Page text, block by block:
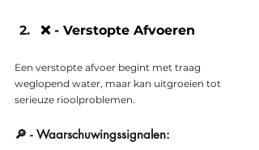
❌ - Verstopte Afvoeren
Een verstopte afvoer begint met traag
weglopend water, maar kan uitgroeien tot
serieuze rioolproblemen.
🔎 - Waarschuwingssignalen: